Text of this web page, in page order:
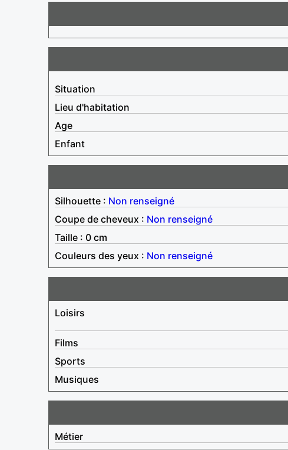
Situation
Lieu d'habitation
Age
Enfant
Silhouette : Non renseigné
Coupe de cheveux : Non renseigné
Taille : 0 cm
Couleurs des yeux : Non renseigné
Loisirs
Films
Sports
Musiques
Métier